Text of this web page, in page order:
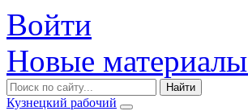
Войти
Новые материалы
Кузнецкий рабочий